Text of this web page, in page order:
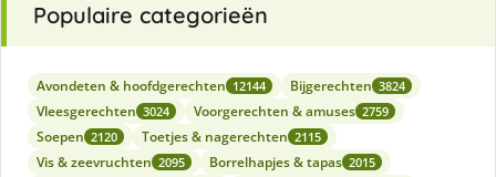
Populaire categorieën
Avondeten & hoofdgerechten 12144 Bijgerechten 3824
Vleesgerechten 3024 Voorgerechten & amuses 2759
Soepen 2120 Toetjes & nagerechten 2115
Vis & zeevruchten 2095 Borrelhapjes & tapas 2015